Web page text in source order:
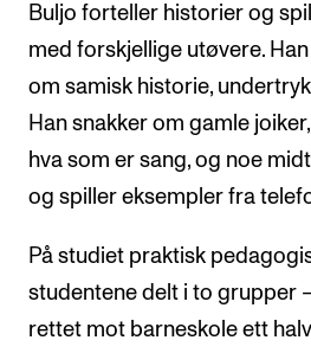
Buljo forteller historier og
med forskjellige utøvere.
om samisk historie,
Han snakker om gamle
hva som er sang, og noe
og spiller eksempler fra
På studiet praktisk
studentene delt i to grupper
rettet mot barneskole ett